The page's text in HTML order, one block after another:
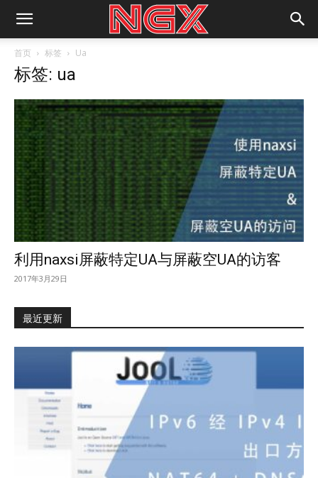
首页 标签 Ua
标签: ua
利用naxsi屏蔽特定UA与屏蔽空UA的访客
2017年3月29日
最近更新